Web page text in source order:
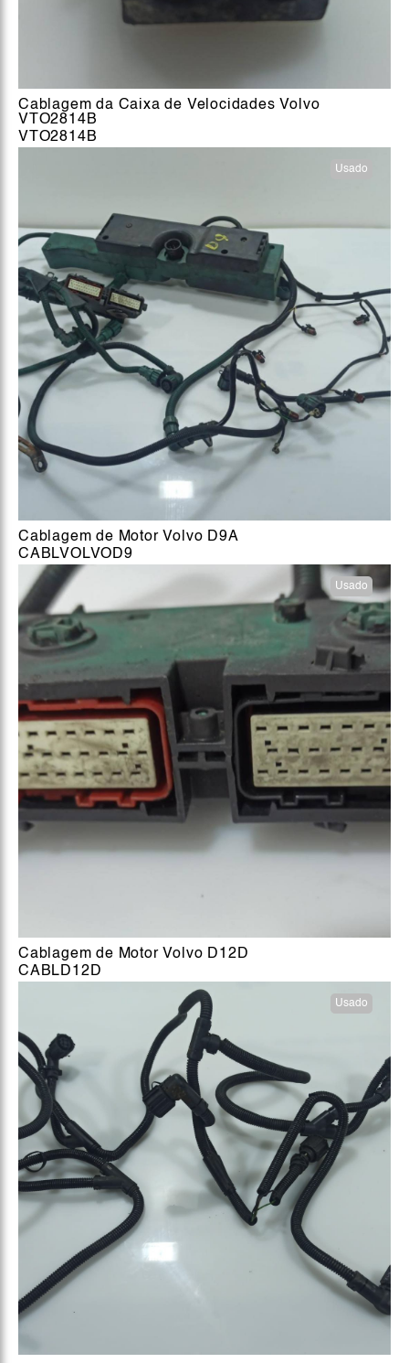
Cablagem da Caixa de Velocidades Volvo
VTO2814B
VTO2814B
Usado
Cablagem de Motor Volvo D9A
CABLVOLVOD9
Usado
Cablagem de Motor Volvo D12D
CABLD12D
Usado